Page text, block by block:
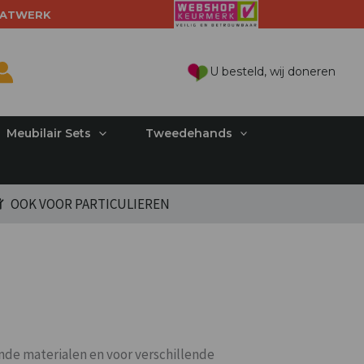
U besteld, wij doneren
Meubilair Sets Tweedehands
OOK VOOR PARTICULIEREN
materialen en voor verschillende